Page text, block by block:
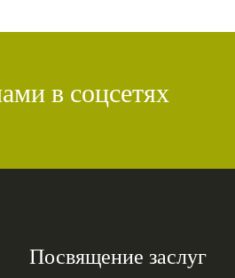
в соцсетях
Посвящение заслуг